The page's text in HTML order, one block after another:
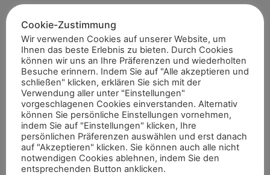
Artikel teilen
Empfohlene Artikel
Cookie-Zustimmung
Wir verwenden Cookies auf unserer Website, um
Ihnen das beste Erlebnis zu bieten. Durch Cookies
können wir uns an Ihre Präferenzen und wiederholten
Besuche erinnern. Indem Sie auf "Alle akzeptieren und
schließen" klicken, erklären Sie sich mit der
Verwendung aller unter "Einstellungen"
vorgeschlagenen Cookies einverstanden. Alternativ
können Sie persönliche Einstellungen vornehmen,
indem Sie auf "Einstellungen" klicken, Ihre
persönlichen Präferenzen auswählen und erst danach
auf "Akzeptieren" klicken. Sie können auch alle nicht
notwendigen Cookies ablehnen, indem Sie den
entsprechenden Button anklicken.